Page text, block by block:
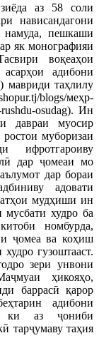
аз 58 соли
нависандагони
намуда, пешкаши
як монографияи
воқеаҳои
адибони
таҳлилу
blogs/меҳр-
osudag). Ин
давраи муосир
муборизаи
ифротгароиву
дар ҷомеаи мо
дар бораи
адовати
мудҳиши ин
мусбати худро ба
номбурда,
ҷомеа ва коҳиш
гузоштааст.
зери унвони
ҳикояҳо,
баррасӣ қарор
адибони
ки аз ҷониби
тарҷумаву таҳия